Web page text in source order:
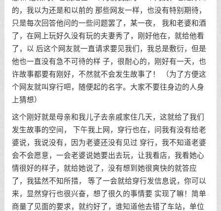
的，我以为还是和以前的 那些网友一样，也没有特别期待，
只是每次回答他问的一些问题罢了，某一夜， 我和老婆和酒
了，在网上玩好久没有玩的夫妻秀了，刚好他在，就给他看
了，以 后这个网友就一直请求要见我们，我总是敷衍，但是
他也一直没有急不可待的样 子，很耐心的，刚好有一天，也
许故事都要有刚好，不然就不会发生故事了！ （为了方便这
个网友就叫穿行吧，随便起的名字。大家不要往身边的人身
上猜想）
这个刚好就是母亲和我儿子去亲戚家住几天，这就给了我们
发生故事的空间， 下午我上网，穿行也在，问我有没有给老
婆说，我说没有，因为老婆还没有见过 穿行，我不知道老婆
会不会愿意，一会老婆说她要出去玩，让我看店，我看她心
情很好的样子，就给她说了，没有想到她很爽快的就答应
了，我猛然不知所措， 等了一会就给穿行发信息说，你可以
来，显然穿行也很兴奋，想了很久的事情要 实现了嘛！简单
商量了见面的要求，就约好了，谁知道他去错了车站，单位